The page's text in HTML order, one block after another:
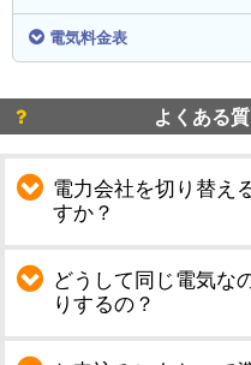
電気料金表
よくある
電力会社を切り替え
すか？
どうして同じ電気な
りするの？